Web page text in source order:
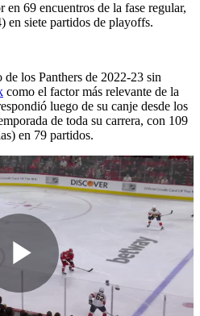
en 69 encuentros de la fase regular,
en siete partidos de playoffs.
los Panthers de 2022-23 sin
como el factor más relevante de la
luego de su canje desde los
de toda su carrera, con 109
en 79 partidos.
Play